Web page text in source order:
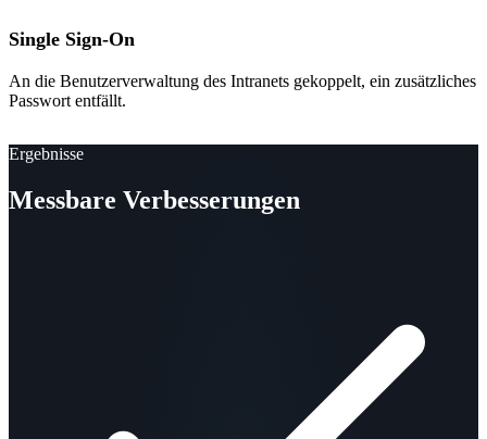
Single Sign-On
An die Benutzerverwaltung des Intranets gekoppelt, ein zusätzliches
Passwort entfällt.
Ergebnisse
Messbare Verbesserungen